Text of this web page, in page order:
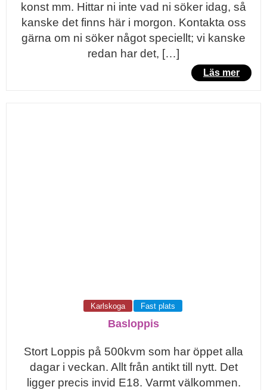
konst mm. Hittar ni inte vad ni söker idag, så
kanske det finns här i morgon. Kontakta oss
gärna om ni söker något speciellt; vi kanske
redan har det, […]
Läs mer
Karlskoga Fast plats
Basloppis
Stort Loppis på 500kvm som har öppet alla
dagar i veckan. Allt från antikt till nytt. Det
ligger precis invid E18. Varmt välkommen.